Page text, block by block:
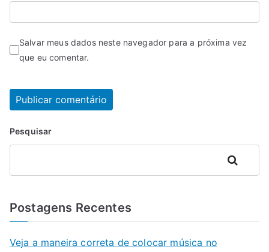
Salvar meus dados neste navegador para a próxima vez
que eu comentar.
Pesquisar
Pesquisar
Postagens Recentes
Veja a maneira correta de colocar música no